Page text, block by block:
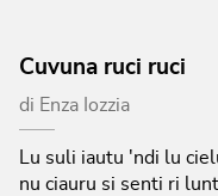
Cuvuna ruci ruci
di Enza Iozzia
Lu suli iautu 'ndi lu
nu ciauru si senti ri